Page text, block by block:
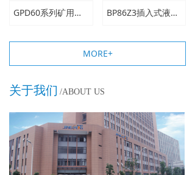
GPD60系列矿用压力传感器（变送器） BP86Z3插入式液位变送器（直杆一体式）
MORE+
关于我们 /ABOUT US